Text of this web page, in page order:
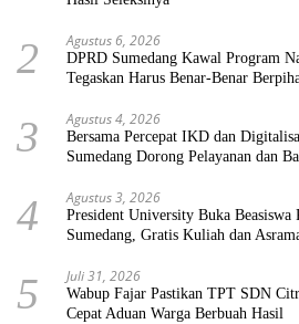
2 Agustus 6, 2026
DPRD Sumedang Kawal Program
Tegaskan Harus Benar-Benar
3 Agustus 4, 2026
Bersama Percepat IKD dan
Sumedang Dorong Pelayanan dan
4 Agustus 3, 2026
President University Buka Beasiswa
Sumedang, Gratis Kuliah dan
5 Juli 31, 2026
Wabup Fajar Pastikan TPT SDN
Cepat Aduan Warga Berbuah Hasil